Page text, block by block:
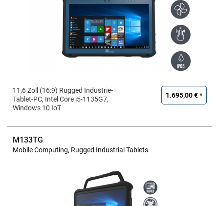
11,6 Zoll (16:9) Rugged Industrie-
Tablet-PC, Intel Core i5-1135G7,
Windows 10 IoT
1.695,00 € *
M133TG
Mobile Computing, Rugged Industrial Tablets